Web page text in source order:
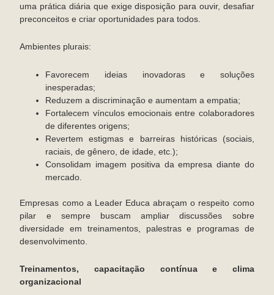
uma prática diária que exige disposição para ouvir, desafiar
preconceitos e criar oportunidades para todos.
Ambientes plurais:
Favorecem ideias inovadoras e soluções
inesperadas;
Reduzem a discriminação e aumentam a empatia;
Fortalecem vínculos emocionais entre colaboradores
de diferentes origens;
Revertem estigmas e barreiras históricas (sociais,
raciais, de gênero, de idade, etc.);
Consolidam imagem positiva da empresa diante do
mercado.
Empresas como a Leader Educa abraçam o respeito como
pilar e sempre buscam ampliar discussões sobre
diversidade em treinamentos, palestras e programas de
desenvolvimento.
Treinamentos, capacitação contínua e clima
organizacional